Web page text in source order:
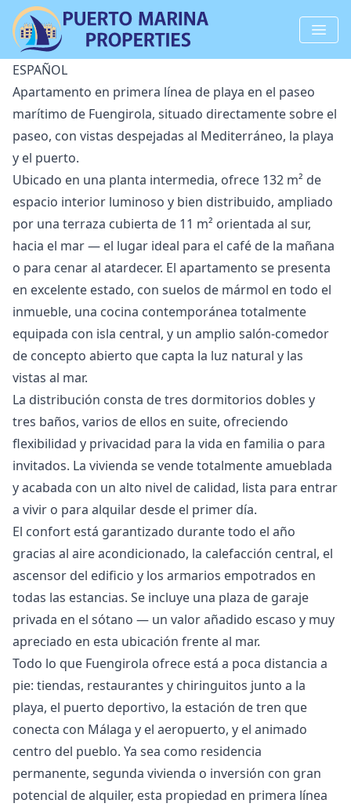
ESPAÑOL
Apartamento en primera línea de playa en el paseo
marítimo de Fuengirola, situado directamente sobre el
paseo, con vistas despejadas al Mediterráneo, la playa
y el puerto.
Ubicado en una planta intermedia, ofrece 132 m² de
espacio interior luminoso y bien distribuido, ampliado
por una terraza cubierta de 11 m² orientada al sur,
hacia el mar — el lugar ideal para el café de la mañana
o para cenar al atardecer. El apartamento se presenta
en excelente estado, con suelos de mármol en todo el
inmueble, una cocina contemporánea totalmente
equipada con isla central, y un amplio salón-comedor
de concepto abierto que capta la luz natural y las
vistas al mar.
La distribución consta de tres dormitorios dobles y
tres baños, varios de ellos en suite, ofreciendo
flexibilidad y privacidad para la vida en familia o para
invitados. La vivienda se vende totalmente amueblada
y acabada con un alto nivel de calidad, lista para entrar
a vivir o para alquilar desde el primer día.
El confort está garantizado durante todo el año
gracias al aire acondicionado, la calefacción central, el
ascensor del edificio y los armarios empotrados en
todas las estancias. Se incluye una plaza de garaje
privada en el sótano — un valor añadido escaso y muy
apreciado en esta ubicación frente al mar.
Todo lo que Fuengirola ofrece está a poca distancia a
pie: tiendas, restaurantes y chiringuitos junto a la
playa, el puerto deportivo, la estación de tren que
conecta con Málaga y el aeropuerto, y el animado
centro del pueblo. ‌Ya ‌sea ‌como ‌residencia
‌permanente, segunda vivienda o inversión ‌con ‌gran
‌potencial de alquiler, ‌esta ‌propiedad ‌en ‌primera línea